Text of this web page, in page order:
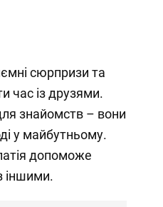
сюрпризи та
час із друзями.
знайомств – вони
у майбутньому.
допоможе
іншими.